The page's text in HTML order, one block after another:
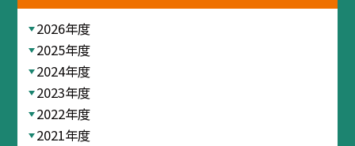
2026年度
2025年度
2024年度
2023年度
2022年度
2021年度